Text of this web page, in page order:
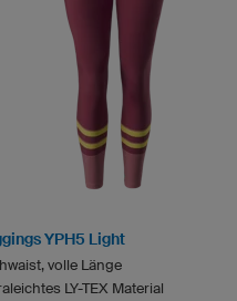
YPH5 Light
volle Länge
LY-TEX Material